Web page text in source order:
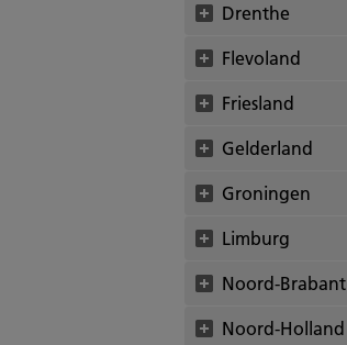
Drenthe
Flevoland
Friesland
Gelderland
Groningen
Limburg
Noord-Brabant
Noord-Holland